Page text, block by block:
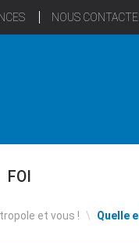
NOUS
FOI
et vous ! \ Quelle